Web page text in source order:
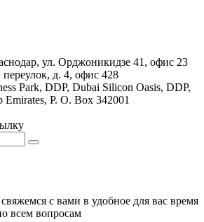
ул. Орджоникидзе 41, офис 23
д. 4, офис 428
Park, DDP, Dubai Silicon Oasis, DDP,
P. O. Box 342001
с вами в удобное для вас время
всем вопросам